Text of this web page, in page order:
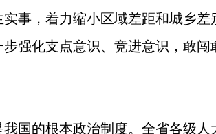
事，着力缩小区域差距和城乡
强化支点意识、竞进意识，敢
国的根本政治制度。全省各级